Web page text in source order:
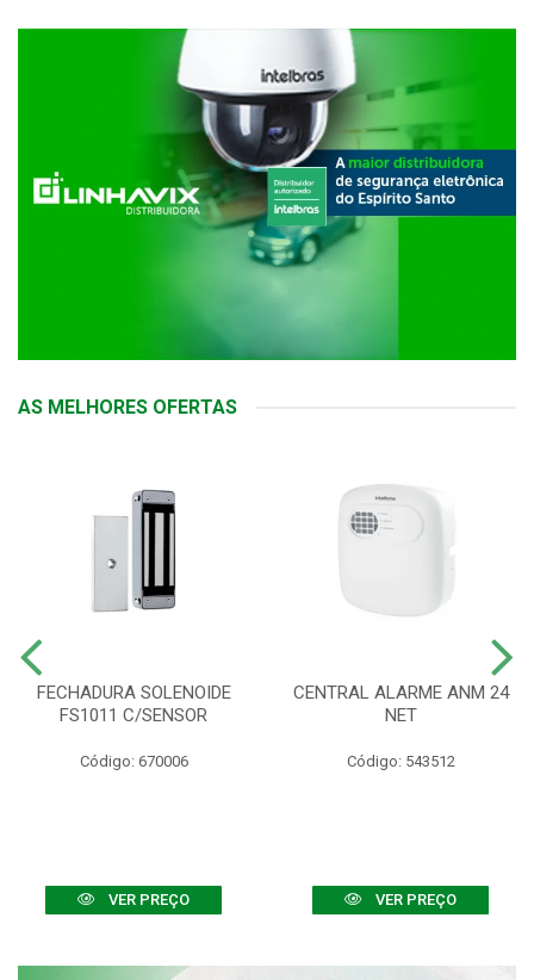
AS MELHORES OFERTAS
FECHADURA SOLENOIDE
FS1011 C/SENSOR
Código: 670006
VER PREÇO
CENTRAL ALARME ANM 24
NET
Código: 543512
VER PREÇO